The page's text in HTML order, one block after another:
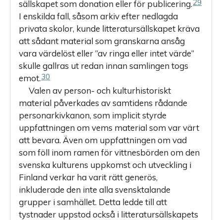
sällskapet som donation eller för publicering.29
I enskilda fall, såsom arkiv efter nedlagda
privata skolor, kunde litteratursällskapet kräva
att sådant material som granskarna ansåg
vara värdelöst eller ”av ringa eller intet värde”
skulle gallras ut redan innan samlingen togs
emot.30
Valen av person- och kulturhistoriskt
material påverkades av samtidens rådande
personarkivkanon, som implicit styrde
uppfattningen om vems material som var värt
att bevara. Även om uppfattningen om vad
som föll inom ramen för vittnesbörden om den
svenska kulturens uppkomst och utveckling i
Finland verkar ha varit rätt generös,
inkluderade den inte alla svensktalande
grupper i samhället. Detta ledde till att
tystnader uppstod också i litteratursällskapets